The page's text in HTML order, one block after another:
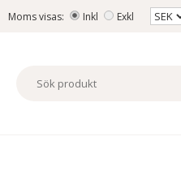
Moms visas: Inkl Exkl